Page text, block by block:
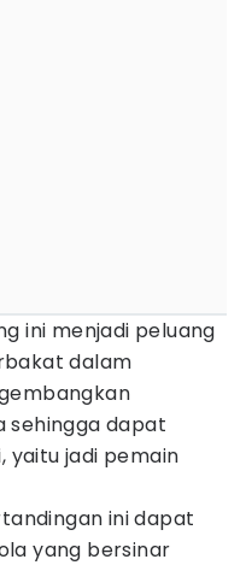
ini menjadi peluang
dalam
sehingga dapat
yaitu jadi pemain
ini dapat
yang bersinar